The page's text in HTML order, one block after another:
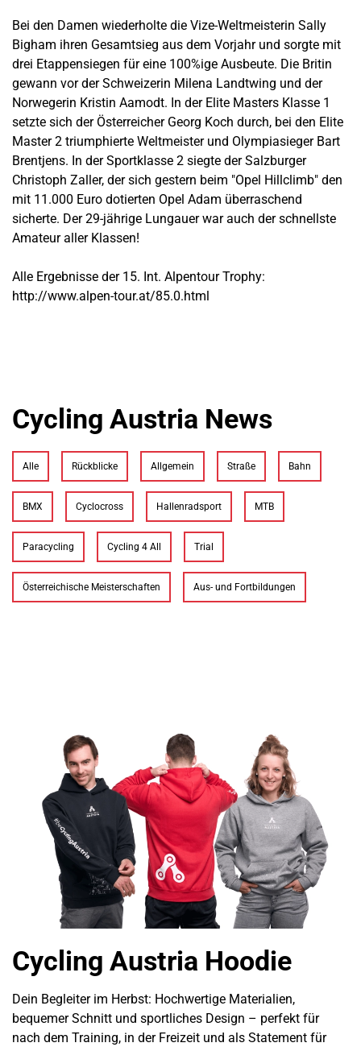
Bei den Damen wiederholte die Vize-Weltmeisterin Sally
Bigham ihren Gesamtsieg aus dem Vorjahr und sorgte mit
drei Etappensiegen für eine 100%ige Ausbeute. Die Britin
gewann vor der Schweizerin Milena Landtwing und der
Norwegerin Kristin Aamodt. In der Elite Masters Klasse 1
setzte sich der Österreicher Georg Koch durch, bei den Elite
Master 2 triumphierte Weltmeister und Olympiasieger Bart
Brentjens. In der Sportklasse 2 siegte der Salzburger
Christoph Zaller, der sich gestern beim "Opel Hillclimb" den
mit 11.000 Euro dotierten Opel Adam überraschend
sicherte. Der 29-jährige Lungauer war auch der schnellste
Amateur aller Klassen!
Alle Ergebnisse der 15. Int. Alpentour Trophy:
http://www.alpen-tour.at/85.0.html
Cycling Austria News
Alle Rückblicke Allgemein Straße Bahn
BMX Cyclocross Hallenradsport MTB
Paracycling Cycling 4 All Trial
Österreichische Meisterschaften Aus- und Fortbildungen
Cycling Austria Hoodie
Dein Begleiter im Herbst: Hochwertige Materialien,
bequemer Schnitt und sportliches Design – perfekt für
nach dem Training, in der Freizeit und als Statement für